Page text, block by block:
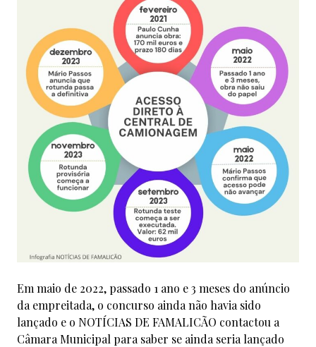
Em maio de 2022, passado 1 ano e 3 meses do anúncio
da empreitada, o concurso ainda não havia sido
lançado e o NOTÍCIAS DE FAMALICÃO contactou a
Câmara Municipal para saber se ainda seria lançado